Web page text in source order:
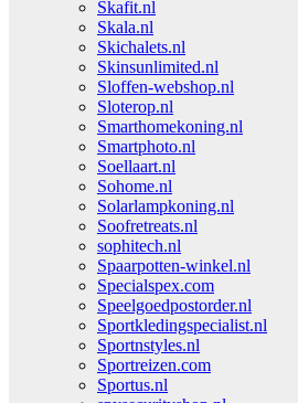
Skafit.nl
Skala.nl
Skichalets.nl
Skinsunlimited.nl
Sloffen-webshop.nl
Sloterop.nl
Smarthomekoning.nl
Smartphoto.nl
Soellaart.nl
Sohome.nl
Solarlampkoning.nl
Soofretreats.nl
sophitech.nl
Spaarpotten-winkel.nl
Specialspex.com
Speelgoedpostorder.nl
Sportkledingspecialist.nl
Sportnstyles.nl
Sportreizen.com
Sportus.nl